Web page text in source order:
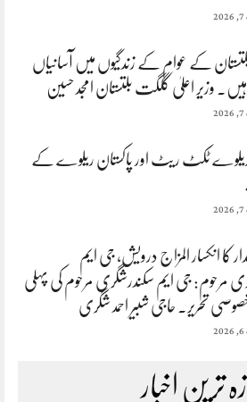
کے عوام کے زندگیوں میں آسانیاں
ہیں. وزیر اعلیٰ گلگت بلتستان امجد حسین
ریلوے ٹکٹ ریٹ اور پاکستان ریلوے کے
کا انکسار المزاج درویش، جی ایم
مرحوم: جی ایم سکندرشگری مرحوم کی پہلی
تحریر. حاجی شبیر احمد شگری
ترین اخبار